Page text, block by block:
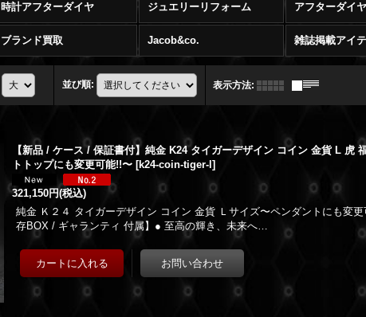
時計アフターダイヤ ジュエリーリフォーム アフターダイヤ
ブランド買取 Jacob&co. 雑誌掲載アイ
並び順: 表示方法:
【新品 / ケース / 保証書付】純金 K24 タイガーデザイン コイン 金貨 L 虎
トトップにも変更可能!!〜 [k24-coin-tiger-l]
321,150円(税込)
純金 Ｋ２４ タイガーデザイン コイン 金貨 Ｌサイズ〜ペンダントにも変
存BOX / ギャランティ 付属】● 至高の輝き、未来へ…